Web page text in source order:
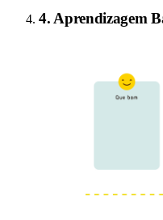
4. Aprendizagem